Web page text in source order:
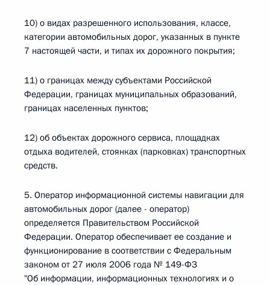
10) о видах разрешенного использования, классе,
категории автомобильных дорог, указанных в пункте
7 настоящей части, и типах их дорожного покрытия;
11) о границах между субъектами Российской
Федерации, границах муниципальных образований,
границах населенных пунктов;
12) об объектах дорожного сервиса, площадках
отдыха водителей, стоянках (парковках) транспортных
средств.
5. Оператор информационной системы навигации для
автомобильных дорог (далее - оператор)
определяется Правительством Российской
Федерации. Оператор обеспечивает ее создание и
функционирование в соответствии с Федеральным
законом от 27 июля 2006 года № 149-ФЗ
"Об информации, информационных технологиях и о